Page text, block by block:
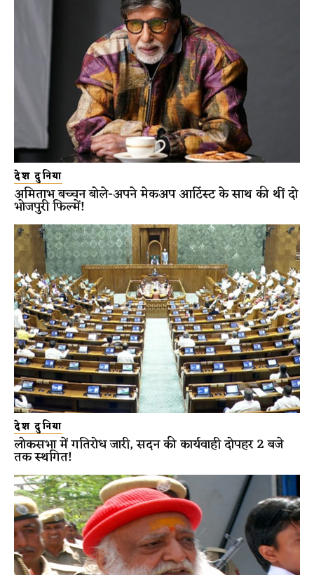
देश दुनिया
अमिताभ बच्चन बोले-अपने मेकअप आर्टिस्ट के साथ की थीं दो
भोजपुरी फिल्में!
देश दुनिया
लोकसभा में गतिरोध जारी, सदन की कार्यवाही दोपहर 2 बजे
तक स्थगित!